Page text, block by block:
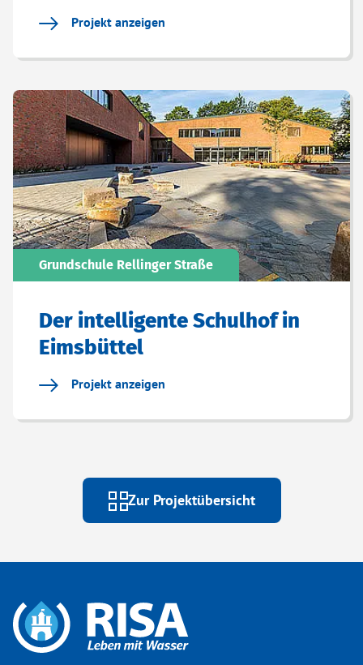
Projekt anzeigen
Grundschule Rellinger Straße
Der intelligente Schulhof in
Eimsbüttel
Projekt anzeigen
Zur Projektübersicht